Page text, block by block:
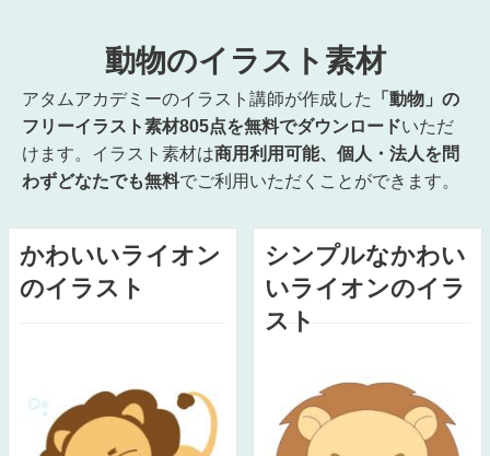
動物のイラスト素材
アタムアカデミーのイラスト講師が作成した
「動物」の
フリーイラスト素材805点を無料でダウンロードいただ
けます。イラスト素材は商用利用可能、個人・法人を問
わずどなたでも無料でご利用いただくことができます。
かわいいライオン
のイラスト
シンプルなかわい
いライオンのイラ
スト